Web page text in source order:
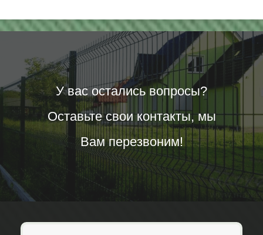
У вас остались вопросы?
Оставьте свои контакты, мы
Вам перезвоним!